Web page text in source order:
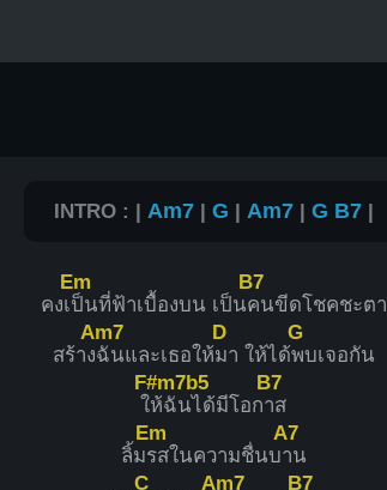
INTRO : | Am7| G | Am7| G B7|
คงเ
Em
ป็นที่ฟ้าเบื้องบน เป็น
B7
คนขีดโชคชะตา
สร้าง
Am7
ฉันและเธอให้
D
มา ให้ได้
G
พบเจอกัน
ใ
F#m7b5
ห้ฉันได้มีโอก
B7
าส
ลิ้ม
Em
รสในความชื่นบ
A7
าน
C Am7 B7